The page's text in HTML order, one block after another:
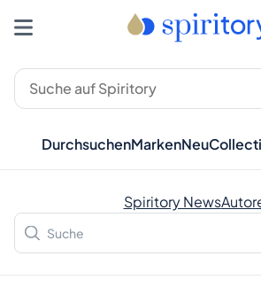
DurchsuchenMarkenNeu
Spiritory News